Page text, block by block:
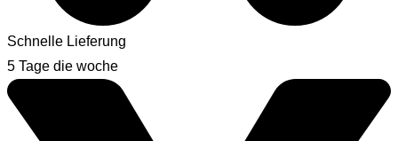
Schnelle Lieferung
5 Tage die woche